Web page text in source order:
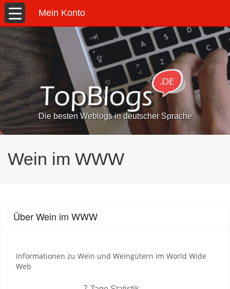
Mein Konto
Die besten Weblogs in deutscher Sprache
Wein im WWW
Über Wein im WWW
Informationen zu Wein und Weingütern im World Wide
Web